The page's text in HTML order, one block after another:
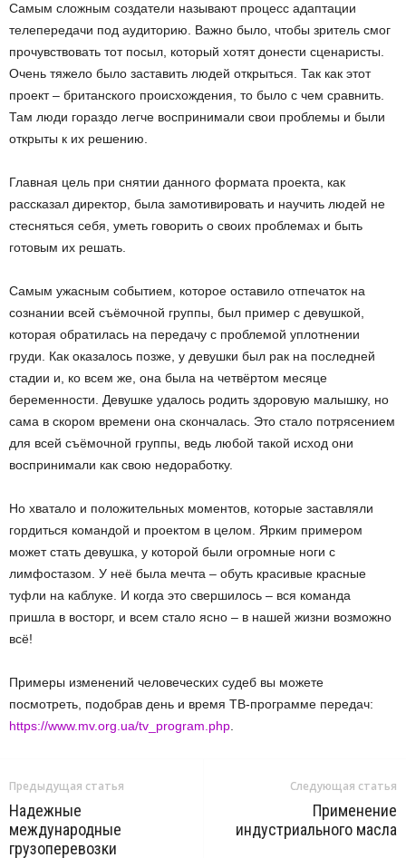
Самым сложным создатели называют процесс адаптации
телепередачи под аудиторию. Важно было, чтобы зритель смог
прочувствовать тот посыл, который хотят донести сценаристы.
Очень тяжело было заставить людей открыться. Так как этот
проект – британского происхождения, то было с чем сравнить.
Там люди гораздо легче воспринимали свои проблемы и были
открыты к их решению.
Главная цель при снятии данного формата проекта, как
рассказал директор, была замотивировать и научить людей не
стесняться себя, уметь говорить о своих проблемах и быть
готовым их решать.
Самым ужасным событием, которое оставило отпечаток на
сознании всей съёмочной группы, был пример с девушкой,
которая обратилась на передачу с проблемой уплотнении
груди. Как оказалось позже, у девушки был рак на последней
стадии и, ко всем же, она была на четвёртом месяце
беременности. Девушке удалось родить здоровую малышку, но
сама в скором времени она скончалась. Это стало потрясением
для всей съёмочной группы, ведь любой такой исход они
воспринимали как свою недоработку.
Но хватало и положительных моментов, которые заставляли
гордиться командой и проектом в целом. Ярким примером
может стать девушка, у которой были огромные ноги с
лимфостазом. У неё была мечта – обуть красивые красные
туфли на каблуке. И когда это свершилось – вся команда
пришла в восторг, и всем стало ясно – в нашей жизни возможно
всё!
Примеры изменений человеческих судеб вы можете
посмотреть, подобрав день и время ТВ-программе передач:
https://www.mv.org.ua/tv_program.php
Предыдущая статья
Надежные
международные
грузоперевозки
Следующая статья
Применение
индустриального масла